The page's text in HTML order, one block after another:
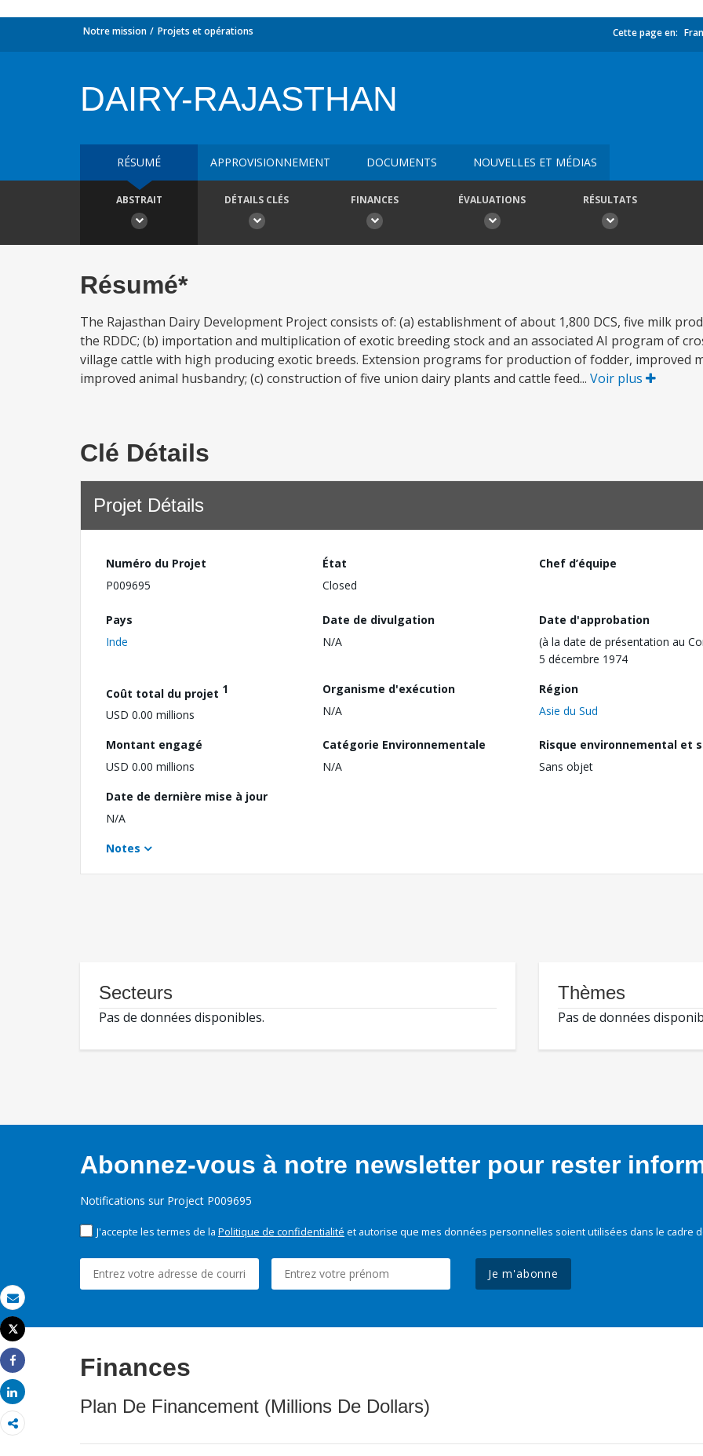
Email
Imprimer
Tweet
Share
Share
Notre mission Projets et opérations Cette page en:
DAIRY-RAJASTHAN
RÉSUMÉ APPROVISIONNEMENT DOCUMENTS NOUVELLES ET MÉDIAS
ABSTRAIT DÉTAILS CLÉS FINANCES ÉVALUATIONS RÉSULTATS
Résumé*
The Rajasthan Dairy Development Project consists of: (a) establishment of about 1,800 DCS, five milk
the RDDC; (b) importation and multiplication of exotic breeding stock and an associated AI program of
village cattle with high producing exotic breeds. Extension programs for production of fodder, improved
improved animal husbandry; (c) construction of five union dairy plants and cattle feed... Voir plus
Clé Détails
Projet Détails
Numéro du Projet
P009695
État
Closed
Chef d’équipe
Pays
Inde
Date de divulgation
N/A
Date d'approbation
(à la date de présentation au
5 décembre 1974
Coût total du projet 1
USD 0.00 millions
Organisme d'exécution
N/A
Région
Asie du Sud
Montant engagé
USD 0.00 millions
Catégorie Environnementale
N/A
Risque environnemental et
Sans objet
Date de dernière mise à jour
N/A
Notes
Secteurs
Pas de données disponibles.
Thèmes
Pas de données
Abonnez-vous à notre newsletter pour rester
Notifications sur Project P009695
J'accepte les termes de la Politique de confidentialité et autorise que mes données personnelles soient utilisées dans le cadre
Je m'abonne
Finances
Plan De Financement (Millions De Dollars)